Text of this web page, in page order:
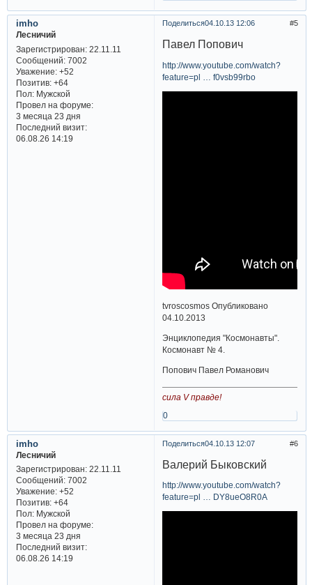
Поделиться 5
04.10.13 12:06
imho
Лесничий
Зарегистрирован: 22.11.11
Сообщений:7002
Уважение: +52
Позитив: +64
Пол:Мужской
Провел на форуме:
3 месяца 23 дня
Последний визит:
06.08.26 14:19
Павел Попович
http://www.youtube.com/watch?
feature=pl … f0vsb99rbo
tvroscosmos Опубликовано
04.10.2013
Энциклопедия "Космонавты".
Космонавт № 4.
Попович Павел Романович
сила V правде!
0
Поделиться 6
04.10.13 12:07
imho
Лесничий
Зарегистрирован: 22.11.11
Сообщений:7002
Уважение: +52
Позитив: +64
Пол:Мужской
Провел на форуме:
3 месяца 23 дня
Последний визит:
06.08.26 14:19
Валерий Быковский
http://www.youtube.com/watch?
feature=pl … DY8ueO8R0A